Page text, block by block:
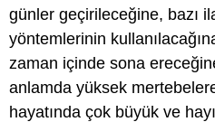
günler geçirileceğine, bazı
yöntemlerinin
zaman içinde sona
anlamda yüksek
hayatında çok büyük ve